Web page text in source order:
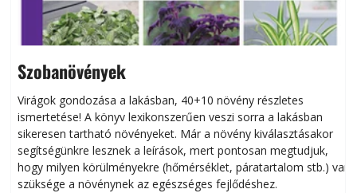
Szobanövények
Virágok gondozása a lakásban, 40+10 növény részletes
ismertetése! A könyv lexikonszerűen veszi sorra a lakásban
sikeresen tart­ha­tó növényeket. Már a növény kiválasztásakor
segítségünkre lesznek a leírások, mert pontosan megtudjuk,
hogy milyen körülményekre (hőmérséklet, páratartalom stb.) van
szüksége a növénynek az egészséges fejlődéshez.